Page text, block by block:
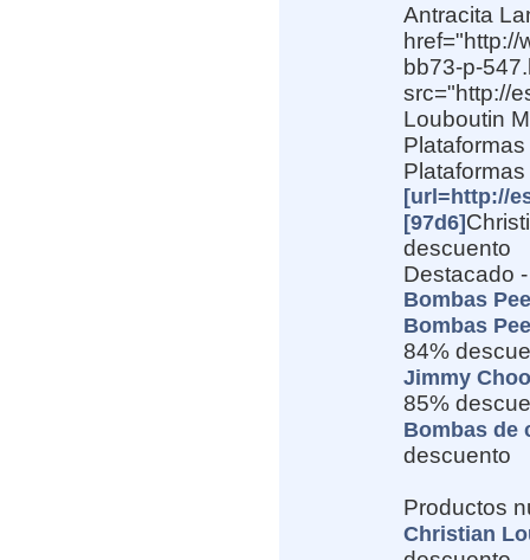
Antracita
bb73-p-
src="http://
Louboutin
[url=http://
[97d6]
descuento
Destacado
Bombas
Bombas
84%
Jimmy
85%
Bombas de
descuento
Productos
Christian